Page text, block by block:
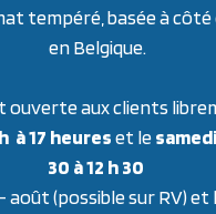
tempéré, basée à côté
en Belgique.
ouverte aux clients
à 17 heureset le
30 à 12 h 30
(possible sur RV) et